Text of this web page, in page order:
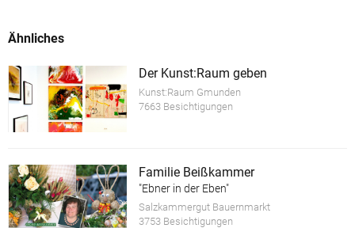
Ähnliches
Der Kunst:Raum geben
Kunst:Raum Gmunden
7663 Besichtigungen
Familie Beißkammer
"Ebner in der Eben"
Salzkammergut Bauernmarkt
3753 Besichtigungen